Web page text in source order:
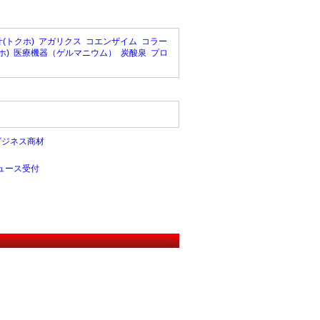
(トクホ) アガリクス コエンザイム コラー
) 医療機器（ゲルマニウム） 炭酸泉 プロ
ネス商材
ース受付